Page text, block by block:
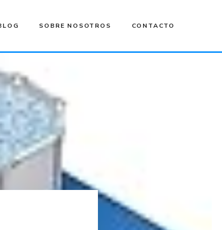
SOBRE NOSOTROS CONTACTO